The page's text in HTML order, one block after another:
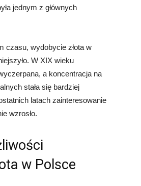
jednym z głównych
czasu, wydobycie złota w
W XIX wieku
a koncentracja na
stała się bardziej
latach zainteresowanie
wzrosło.
w Polsce